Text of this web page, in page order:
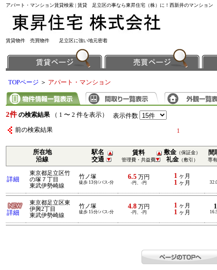
アパート・マンション賃貸検索 | 賃貸 足立区の事なら東昇住宅（株）に！西新井のマンシ
賃貸物件 売買物件 足立区に強い地元密着
TOPページ ＞ アパート・マンション
2件 の検索結果 （ 1 〜 2 件を表示） 表示件数
前の検索結果 1
所在地
沿線
駅名
交通
賃料
管理費・共益費
敷金（保証金）
礼金（敷引）
間
専
詳細
東京都足立区竹
の塚７丁目
東武伊勢崎線
竹ノ塚
徒歩 13分/バス-分
6.5万円
-円、-円
1 ヶ月
1 ヶ月
詳細
東京都足立区東
伊興2丁目
東武伊勢崎線
竹ノ塚
徒歩 15分/バス-分
4.8万円
-円、-円
1 ヶ月
1 ヶ月